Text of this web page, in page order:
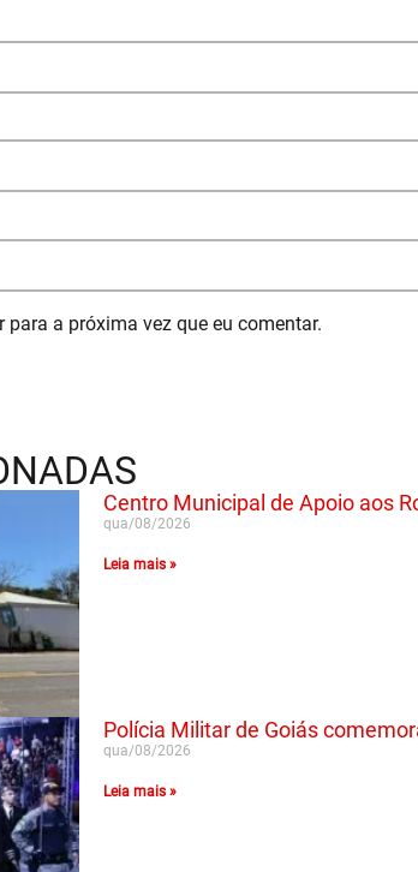
a próxima vez que eu comentar.
Centro Municipal de Apoio aos
qua/08/2026
Leia mais »
Polícia Militar de Goiás
qua/08/2026
Leia mais »